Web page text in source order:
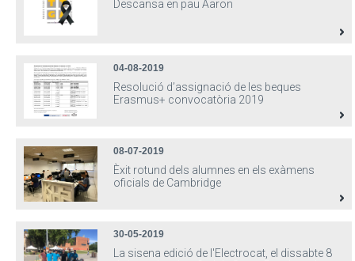
Descansa en pau Aaron
04-08-2019
Resolució d’assignació de les beques
Erasmus+ convocatòria 2019
08-07-2019
Èxit rotund dels alumnes en els exàmens
oficials de Cambridge
30-05-2019
La sisena edició de l'Electrocat, el dissabte 8